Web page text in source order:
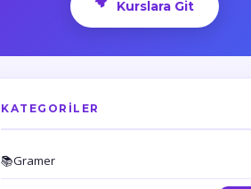
Kurslara Git
KATEGORILER
📚Gramer